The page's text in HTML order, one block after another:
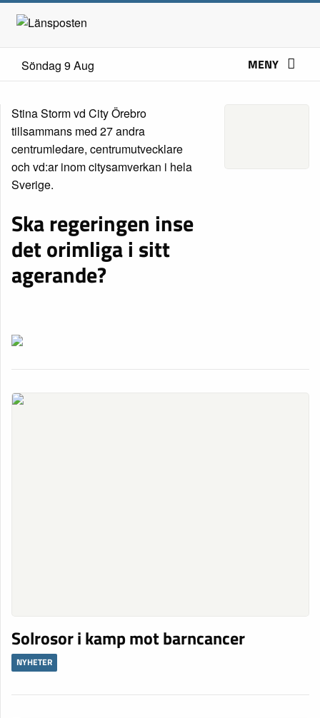
Söndag 9 Aug MENY
Stina Storm vd City Örebro
tillsammans med 27 andra
centrumledare, centrumutvecklare
och vd:ar inom citysamverkan i hela
Sverige.
Ska regeringen inse
det orimliga i sitt
agerande?
Solrosor i kamp mot barncancer
NYHETER